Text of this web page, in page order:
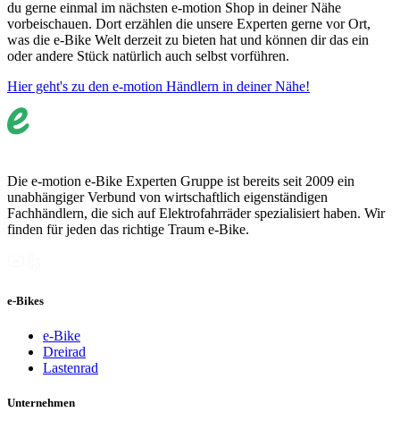
du gerne einmal im nächsten e-motion Shop in deiner Nähe
vorbeischauen. Dort erzählen die unsere Experten gerne vor Ort,
was die e-Bike Welt derzeit zu bieten hat und können dir das ein
oder andere Stück natürlich auch selbst vorführen.
Hier geht's zu den e-motion Händlern in deiner Nähe!
Die e-motion e-Bike Experten Gruppe ist bereits seit 2009 ein
unabhängiger Verbund von wirtschaftlich eigenständigen
Fachhändlern, die sich auf Elektrofahrräder spezialisiert haben. Wir
finden für jeden das richtige Traum e-Bike.
e-Bikes
e-Bike
Dreirad
Lastenrad
Unternehmen